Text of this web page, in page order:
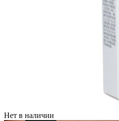
Нет в наличии